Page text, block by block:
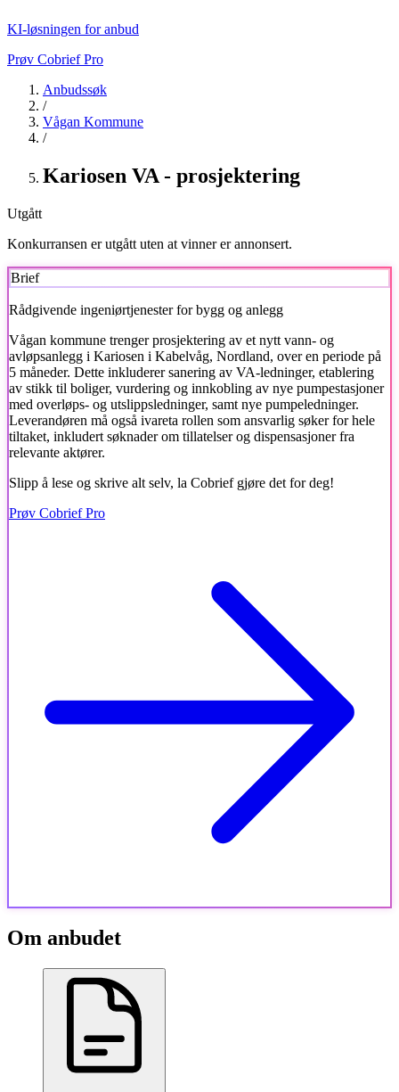
KI-løsningen for anbud
Prøv Cobrief Pro
Anbudssøk
/
Vågan Kommune
/
Kariosen VA - prosjektering
Utgått
Konkurransen er utgått uten at vinner er annonsert.
Brief
Rådgivende ingeniørtjenester for bygg og anlegg
Vågan kommune trenger prosjektering av et nytt vann- og
avløpsanlegg i Kariosen i Kabelvåg, Nordland, over en periode på
5 måneder. Dette inkluderer sanering av VA-ledninger, etablering
av stikk til boliger, vurdering og innkobling av nye pumpestasjoner
med overløps- og utslippsledninger, samt nye pumpeledninger.
Leverandøren må også ivareta rollen som ansvarlig søker for hele
tiltaket, inkludert søknader om tillatelser og dispensasjoner fra
relevante aktører.
Slipp å lese og skrive alt selv, la Cobrief gjøre det for deg!
Prøv Cobrief Pro
Om anbudet